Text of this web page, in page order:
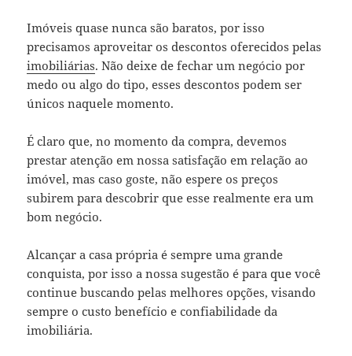
Imóveis quase nunca são baratos, por isso
precisamos aproveitar os descontos oferecidos pelas
imobiliárias. Não deixe de fechar um negócio por
medo ou algo do tipo, esses descontos podem ser
únicos naquele momento.
É claro que, no momento da compra, devemos
prestar atenção em nossa satisfação em relação ao
imóvel, mas caso goste, não espere os preços
subirem para descobrir que esse realmente era um
bom negócio.
Alcançar a casa própria é sempre uma grande
conquista, por isso a nossa sugestão é para que você
continue buscando pelas melhores opções, visando
sempre o custo benefício e confiabilidade da
imobiliária.